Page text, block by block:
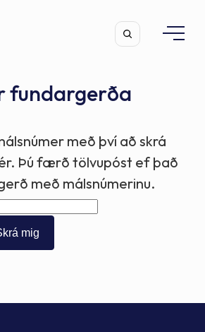
fundargerða
með því að skrá
Þú færð tölvupóst ef það
með málsnúmerinu.